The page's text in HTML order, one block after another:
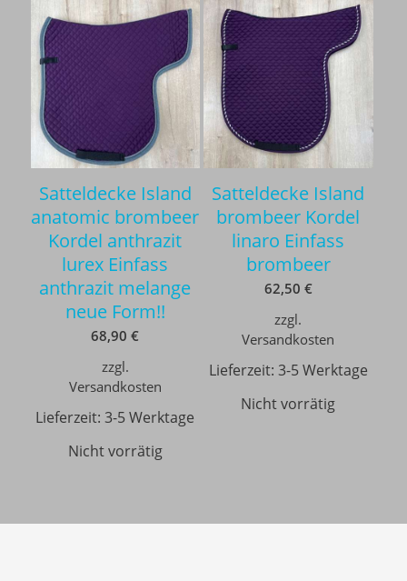
Satteldecke Island
anatomic brombeer
Kordel anthrazit
lurex Einfass
anthrazit melange
neue Form!!
68,90€
zzgl.
Versandkosten
Lieferzeit:3-5 Werktage
Nicht vorrätig
Satteldecke Island
brombeer Kordel
linaro Einfass
brombeer
62,50 €
zzgl.
Versandkosten
Lieferzeit: 3-5 Werktage
Nicht vorrätig